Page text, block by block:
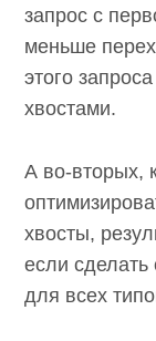
Потому что,
запрос с
меньше
этого
А во-вторых,
хвосты,
если